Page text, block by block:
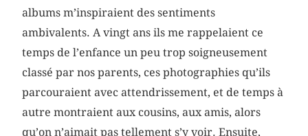
albums m’inspiraient des sentiments
ambivalents. A vingt ans ils me rappelaient ce
temps de l’enfance un peu trop soigneusement
classé par nos parents, ces photographies qu’ils
parcouraient avec attendrissement, et de temps à
autre montraient aux cousins, aux amis, alors
qu’on n’aimait pas tellement s’y voir. Ensuite,